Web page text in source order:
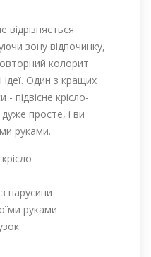
відрізняється
зону відпочинку,
колорит
ідеї. Один з кращих
- підвісне крісло-
просте, і ви
руками.
парусини
руками